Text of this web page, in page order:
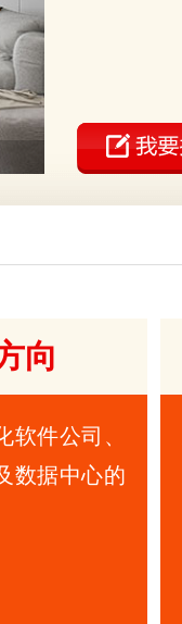
向
软件公司、
数据中心的